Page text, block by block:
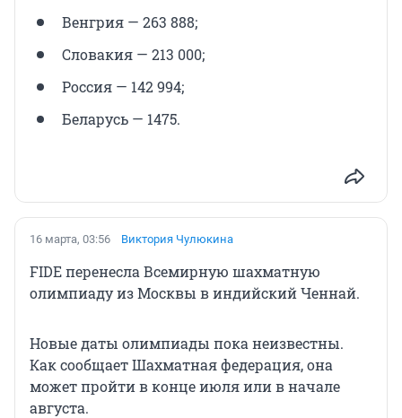
Венгрия — 263 888;
Словакия — 213 000;
Россия — 142 994;
Беларусь — 1475.
16 марта, 03:56 Виктория Чулюкина
FIDE перенесла Всемирную шахматную
олимпиаду из Москвы в индийский Ченнай.
Новые даты олимпиады пока неизвестны.
Как сообщает Шахматная федерация, она
может пройти в конце июля или в начале
августа.